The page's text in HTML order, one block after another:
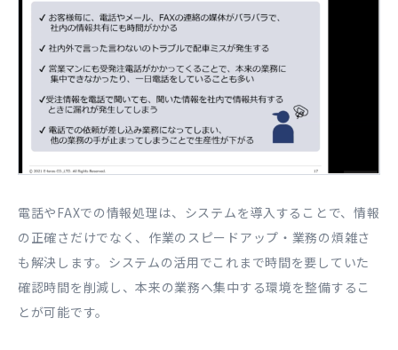
電話やFAXでの情報処理は、システムを導入することで、情報
の正確さだけでなく、作業のスピードアップ・業務の煩雑さ
も解決します。システムの活用でこれまで時間を要していた
確認時間を削減し、本来の業務へ集中する環境を整備するこ
とが可能です。